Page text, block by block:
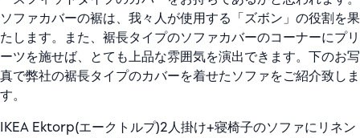
ソファカバーの裾は、我々人が使用する「ズボン」の役割を果
たします。また、裾長タイプのソファカバーのコーナーにプリ
ーツを施せば、とても上品な雰囲気を演出できます。下のお写
真で弊社の裾長タイプのカバーを着せたソファをご紹介致しま
す。
IKEA Ektorp(エークトルプ)2人掛け+寝椅子のソファにリネン